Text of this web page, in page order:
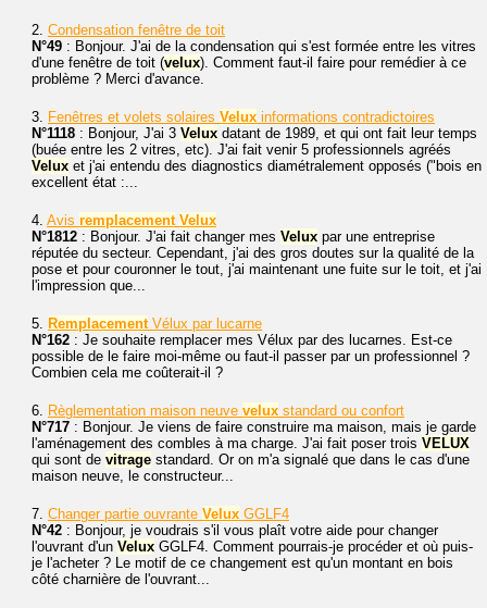
2. Condensation fenêtre de toit
N°49 : Bonjour. J'ai de la condensation qui s'est formée entre les vitres
d'une fenêtre de toit (velux). Comment faut-il faire pour remédier à ce
problème ? Merci d'avance.
3. Fenêtres et volets solaires Velux informations contradictoires
N°1118 : Bonjour, J'ai 3 Velux datant de 1989, et qui ont fait leur temps
(buée entre les 2 vitres, etc). J'ai fait venir 5 professionnels agréés
Velux et j'ai entendu des diagnostics diamétralement opposés ("bois en
excellent état :...
4. Avis remplacement Velux
N°1812 : Bonjour. J'ai fait changer mes Velux par une entreprise
réputée du secteur. Cependant, j'ai des gros doutes sur la qualité de la
pose et pour couronner le tout, j'ai maintenant une fuite sur le toit, et j'ai
l'impression que...
5. RemplacementVélux par lucarne
N°162 : Je souhaite remplacer mes Vélux par des lucarnes. Est-ce
possible de le faire moi-même ou faut-il passer par un professionnel ?
Combien cela me coûterait-il ?
6. Règlementation maison neuve velux standard ou confort
N°717 : Bonjour. Je viens de faire construire ma maison, mais je garde
l'aménagement des combles à ma charge. J'ai fait poser trois VELUX
qui sont de vitrage standard. Or on m'a signalé que dans le cas d'une
maison neuve, le constructeur...
7. Changer partie ouvrante Velux GGLF4
N°42 : Bonjour, je voudrais s'il vous plaît votre aide pour changer
l'ouvrant d'un Velux GGLF4. Comment pourrais-je procéder et où puis-
je l'acheter ? Le motif de ce changement est qu'un montant en bois
côté charnière de l'ouvrant...